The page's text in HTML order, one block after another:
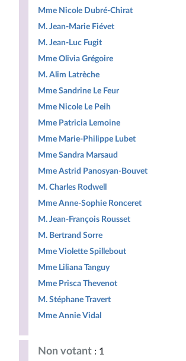
Mme Nicole Dubré-Chirat
M. Jean-Marie Fiévet
M. Jean-Luc Fugit
Mme Olivia Grégoire
M. Alim Latrèche
Mme Sandrine Le Feur
Mme Nicole Le Peih
Mme Patricia Lemoine
Mme Marie-Philippe Lubet
Mme Sandra Marsaud
Mme Astrid Panosyan-Bouvet
M. Charles Rodwell
Mme Anne-Sophie Ronceret
M. Jean-François Rousset
M. Bertrand Sorre
Mme Violette Spillebout
Mme Liliana Tanguy
Mme Prisca Thevenot
M. Stéphane Travert
Mme Annie Vidal
Non votant : 1